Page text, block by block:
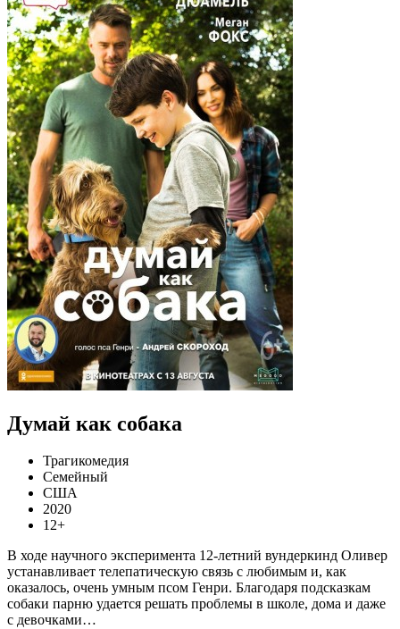
Думай как собака
Трагикомедия
Семейный
США
2020
12+
В ходе научного эксперимента 12-летний вундеркинд Оливер
устанавливает телепатическую связь с любимым и, как
оказалось, очень умным псом Генри. Благодаря подсказкам
собаки парню удается решать проблемы в школе, дома и даже
с девочками…